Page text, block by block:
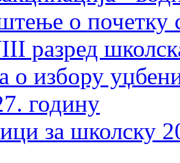
о почетку
разред
о избору
годину
за школску